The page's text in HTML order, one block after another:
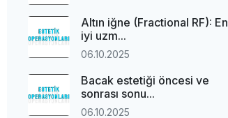
Altın iğne (Fractional RF): En
iyi uzm...
06.10.2025
Bacak estetiği öncesi ve
sonrası sonu...
06.10.2025